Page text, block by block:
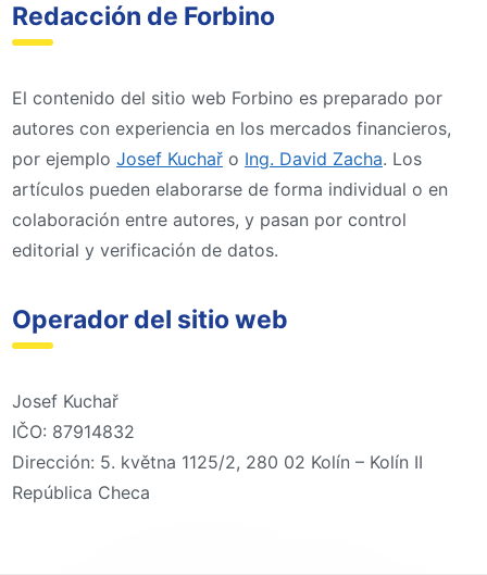
Redacción de Forbino
El contenido del sitio web Forbino es preparado por
autores con experiencia en los mercados financieros,
por ejemplo Josef Kuchař o Ing. David Zacha. Los
artículos pueden elaborarse de forma individual o en
colaboración entre autores, y pasan por control
editorial y verificación de datos.
Operador del sitio web
Josef Kuchař
IČO: 87914832
Dirección: 5. května 1125/2, 280 02 Kolín – Kolín II
República Checa